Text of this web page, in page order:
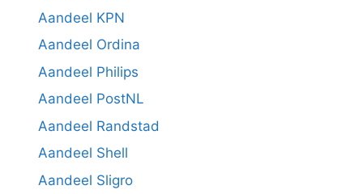
Aandeel KPN
Aandeel Ordina
Aandeel Philips
Aandeel PostNL
Aandeel Randstad
Aandeel Shell
Aandeel Sligro